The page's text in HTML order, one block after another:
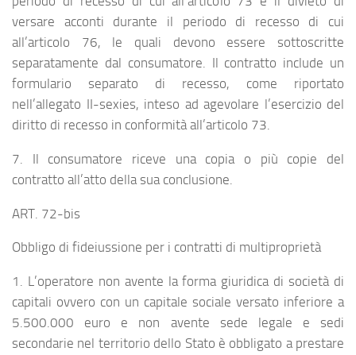
versare acconti durante il periodo di recesso di cui
all’articolo 76, le quali devono essere sottoscritte
separatamente dal consumatore. Il contratto include un
formulario separato di recesso, come riportato
nell’allegato II-sexies, inteso ad agevolare l’esercizio del
diritto di recesso in conformità all’articolo 73.
7. Il consumatore riceve una copia o più copie del
contratto all’atto della sua conclusione.
ART. 72-bis
Obbligo di fideiussione per i contratti di multiproprietà
1. L’operatore non avente la forma giuridica di società di
capitali ovvero con un capitale sociale versato inferiore a
5.500.000 euro e non avente sede legale e sedi
secondarie nel territorio dello Stato è obbligato a prestare